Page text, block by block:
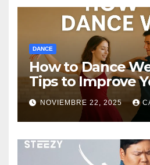
DANCE
How to Dance
Tips to Improve
Dancing Skills
NOVIEMBRE 22, 2025